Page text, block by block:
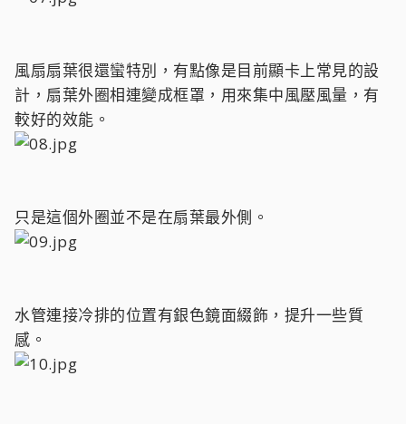
風扇扇葉很還蠻特別，有點像是目前顯卡上常見的設
計，扇葉外圈相連變成框罩，用來集中風壓風量，有
較好的效能。
只是這個外圈並不是在扇葉最外側。
水管連接冷排的位置有銀色鏡面綴飾，提升一些質
感。